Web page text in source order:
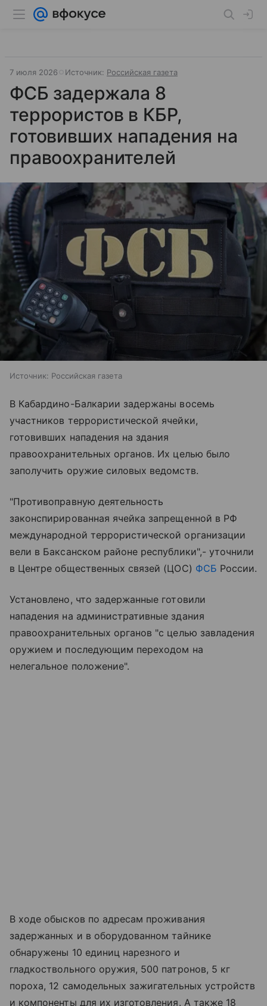
7 июля 2026 Источник: Российская газета
ФСБ задержала 8
террористов в КБР,
готовивших нападения на
правоохранителей
Источник: Российская газета
В Кабардино-Балкарии задержаны восемь
участников террористической ячейки,
готовивших нападения на здания
правоохранительных органов. Их целью было
заполучить оружие силовых ведомств.
"Противоправную деятельность
законспирированная ячейка запрещенной в РФ
международной террористической организации
вели в Баксанском районе республики",- уточнили
в Центре общественных связей (ЦОС) ФСБ России.
Установлено, что задержанные готовили
нападения на административные здания
правоохранительных органов "с целью завладения
оружием и последующим переходом на
нелегальное положение".
В ходе обысков по адресам проживания
задержанных и в оборудованном тайнике
обнаружены 10 единиц нарезного и
гладкоствольного оружия, 500 патронов, 5 кг
пороха, 12 самодельных зажигательных устройств
и компоненты для их изготовления. А также 18